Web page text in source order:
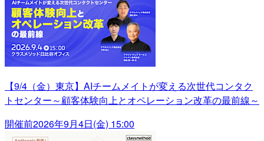
【9/4（金）東京】AIチームメイトが変える次世代コンタク
トセンター～顧客体験向上とオペレーション改革の最前線～
開催前2026年9月4日(金) 15:00